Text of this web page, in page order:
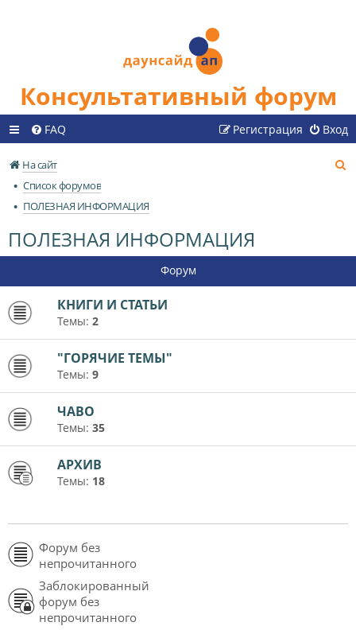
Консультативный форум
FAQ Вход
Регистрация
На сайт
Список форумов
ПОЛЕЗНАЯ ИНФОРМАЦИЯ
ПОЛЕЗНАЯ ИНФОРМАЦИЯ
Форум
КНИГИ И СТАТЬИ
Темы: 2
"ГОРЯЧИЕ ТЕМЫ"
Темы: 9
ЧАВО
Темы: 35
АРХИВ
Темы: 18
Форум без
непрочитанного
Заблокированный
форум без
непрочитанного